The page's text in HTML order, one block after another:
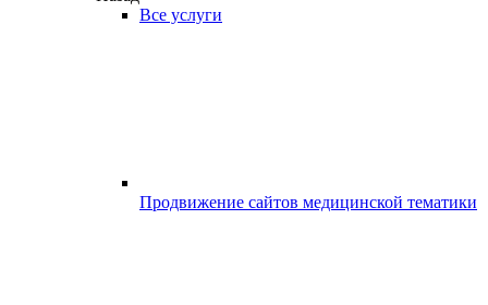
Все услуги
Продвижение сайтов медицинской тематики